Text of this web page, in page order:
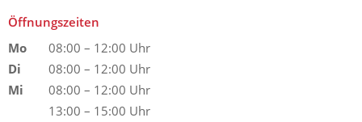
Öffnungszeiten
Mo
08:00 – 12:00 Uhr
Di
08:00 – 12:00 Uhr
Mi
08:00 – 12:00 Uhr
13:00 – 15:00 Uhr